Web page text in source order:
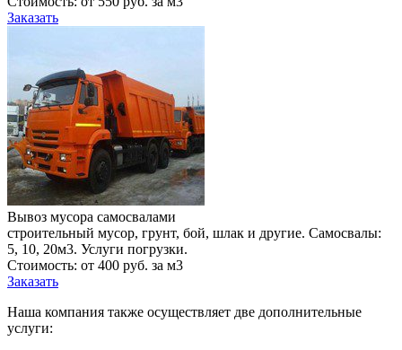
Заказать
Вывоз мусора самосвалами
строительный мусор, грунт, бой, шлак и другие. Самосвалы:
5, 10, 20м3. Услуги погрузки.
Стоимость: от 400 руб. за м3
Заказать
Наша компания также осуществляет две дополнительные
услуги: